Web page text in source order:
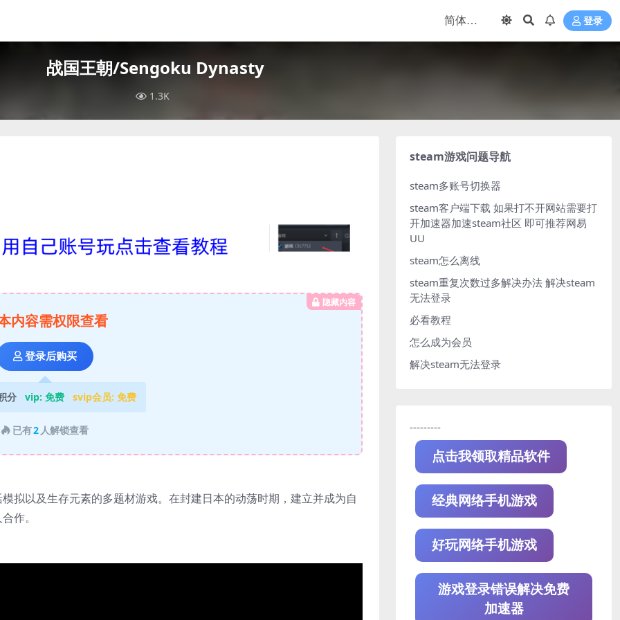
登录
战国王朝/Sengoku Dynasty
1.3K
隐藏内容
内容需权限查看
登录后购买
分 vip: 免费 svip会员: 免费
已有2 人解锁查看
拟以及生存元素的多题材游戏。在封建日本的动荡时期，建立并成为自
作。
steam游戏问题导航
steam多账号切换器
steam客户端下载 如果打不开网站需要打
开加速器加速steam社区 即可推荐网易
UU
steam怎么离线
steam重复次数过多解决办法 解决steam
无法登录
必看教程
怎么成为会员
解决steam无法登录
---------
点击我领取精品软件
经典网络手机游戏
好玩网络手机游戏
游戏登录错误解决免费
加速器